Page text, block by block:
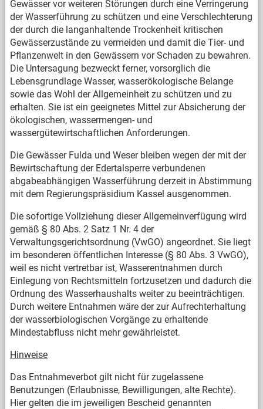
Gewässer vor weiteren Störungen durch eine Verringerung
der Wasserführung zu schützen und eine Verschlechterung
der durch die langanhaltende Trockenheit kritischen
Gewässerzustände zu vermeiden und damit die Tier- und
Pflanzenwelt in den Gewässern vor Schaden zu bewahren.
Die Untersagung bezweckt ferner, vorsorglich die
Lebensgrundlage Wasser, wasserökologische Belange
sowie das Wohl der Allgemeinheit zu schützen und zu
erhalten. Sie ist ein geeignetes Mittel zur Absicherung der
ökologischen, wassermengen- und
wassergütewirtschaftlichen Anforderungen.
Die Gewässer Fulda und Weser bleiben wegen der mit der
Bewirtschaftung der Edertalsperre verbundenen
abgabeabhängigen Wasserführung derzeit in Abstimmung
mit dem Regierungspräsidium Kassel ausgenommen.
Die sofortige Vollziehung dieser Allgemeinverfügung wird
gemäß § 80 Abs. 2 Satz 1 Nr. 4 der
Verwaltungsgerichtsordnung (VwGO) angeordnet. Sie liegt
im besonderen öffentlichen Interesse (§ 80 Abs. 3 VwGO),
weil es nicht vertretbar ist, Wasserentnahmen durch
Einlegung von Rechtsmitteln fortzusetzen und dadurch die
Ordnung des Wasserhaushalts weiter zu beeinträchtigen.
Durch weitere Entnahmen wäre der zur Aufrechterhaltung
der wasserbiologischen Vorgänge zu erhaltende
Mindestabfluss nicht mehr gewährleistet.
Hinweise
Das Entnahmeverbot gilt nicht für zugelassene
Benutzungen (Erlaubnisse, Bewilligungen, alte Rechte).
Hier gelten die im jeweiligen Bescheid genannten